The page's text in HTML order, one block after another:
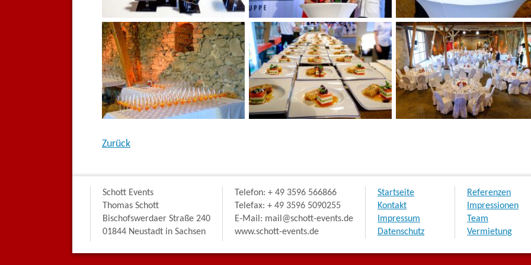
Zurück
Schott Events
Thomas Schott
Bischofswerdaer Straße 240
01844 Neustadt in Sachsen
Telefon: + 49 3596 566866
Telefax: + 49 3596 5090255
E-Mail: mail@schott-events.de
www.schott-events.de
Navigation
überspringen
Startseite
Kontakt
Impressum
Datenschutz
Navigation
überspringen
Referenzen
Impressionen
Team
Vermietung